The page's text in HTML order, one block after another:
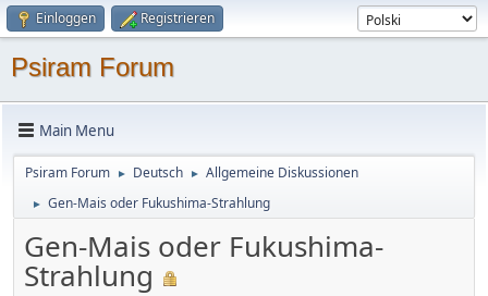
Einloggen Registrieren
Psiram Forum
Main Menu
Psiram Forum ► Deutsch ► Allgemeine Diskussionen
► Gen-Mais oder Fukushima-Strahlung
Gen-Mais oder Fukushima-
Strahlung